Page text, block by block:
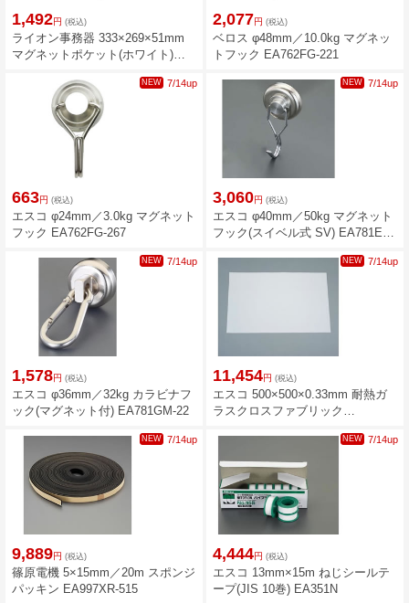
1,492円 (税込)
ライオン事務器 333×269×51mm
マグネットポケット(ホワイト)
2,077円 (税込)
ベロス φ48mm／10.0kg マグネッ
トフック EA762FG-221
NEW 7/14up
663円 (税込)
エスコ φ24mm／3.0kg マグネット
フック EA762FG-267
NEW 7/14up
3,060円 (税込)
エスコ φ40mm／50kg マグネット
フック(スイベル式 SV) EA781ET-
NEW 7/14up
1,578円 (税込)
エスコ φ36mm／32kg カラビナフ
ック(マグネット付) EA781GM-22
NEW 7/14up
11,454円 (税込)
エスコ 500×500×0.33mm 耐熱ガ
ラスクロスファブリック
NEW 7/14up
9,889円 (税込)
篠原電機 5×15mm／20m スポンジ
パッキン EA997XR-515
NEW 7/14up
4,444円 (税込)
エスコ 13mm×15m ねじシールテ
ープ(JIS 10巻) EA351N